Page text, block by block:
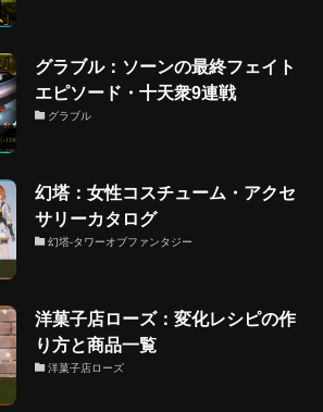
グラブル：ソーンの最終フェイト
エピソード・十天衆9連戦
グラブル
幻塔：女性コスチューム・アクセ
サリーカタログ
幻塔-タワーオブファンタジー
洋菓子店ローズ：変化レシピの作
り方と商品一覧
洋菓子店ローズ